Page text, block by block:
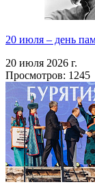
20 июля – день
20 июля 2026 г.
Просмотров: 1245